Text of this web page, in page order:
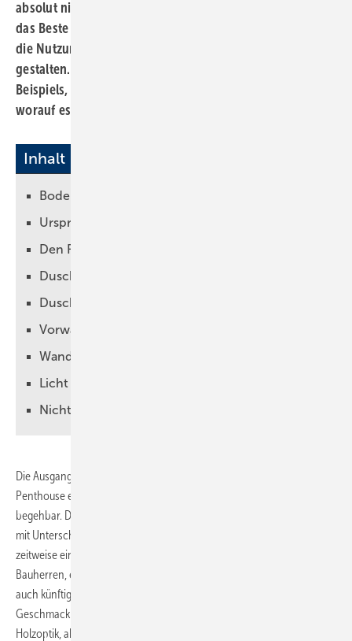
absolut nicht ausreicht, muss man kreativ denken, um
das Beste aus der begrenzten Fläche herauszuholen und
die Nutzung dennoch so komfortabel wie möglich zu
gestalten. Der Beitrag zeigt anhand eines realisierten
Beispiels,
worauf es ankommt. → Andrea Stark-Niehaus
Inhalt
Bodeneben dank Duschablauf mit Pumpeinheit
Ursprüngliche Idee der Bauherren fortführen?
Den Raum ganz neu überplant
Duschzone und WC bei ca. 160 cm
Dusch-WC im Komfortbad: ein Must-have
Vorwand als optisches Highlight
Wand- und Bodengestaltung harmonisieren
Licht für verschiedene Szenarien ausgelegt
Nicht alle Normen erfüllt
Die Ausgangslage: Auf knapp 5 m² erwartete uns Badplaner in einem
Penthouse ein Duschbad en suite – direkt vom Schlafzimmer aus
begehbar. Die Fünfeckdusche wurde seitlich flankiert vom Waschtisch
mit Unterschrank und Wand-WC. Eine drohende Krankheit, die
zeitweise ein Leben im Rollstuhl mit sich bringen kann, veranlasste die
Bauherren, einen Umbau vorzunehmen, der die Nutzung des Bads
auch künftig sicherstellt. Zugleich sollte aber auch der individuelle
Geschmack der Bauherren getroffen werden. Warm, natürlich, gerne
Holzoptik, aber mit dem „gewissen Etwas“ lautete der Wunsch.